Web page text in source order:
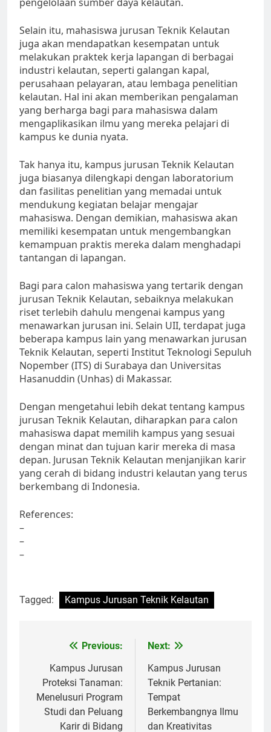
Selain itu, mahasiswa jurusan Teknik Kelautan
juga akan mendapatkan kesempatan untuk
melakukan praktek kerja lapangan di berbagai
industri kelautan, seperti galangan kapal,
perusahaan pelayaran, atau lembaga penelitian
kelautan. Hal ini akan memberikan pengalaman
yang berharga bagi para mahasiswa dalam
mengaplikasikan ilmu yang mereka pelajari di
kampus ke dunia nyata.
Tak hanya itu, kampus jurusan Teknik Kelautan
juga biasanya dilengkapi dengan laboratorium
dan fasilitas penelitian yang memadai untuk
mendukung kegiatan belajar mengajar
mahasiswa. Dengan demikian, mahasiswa akan
memiliki kesempatan untuk mengembangkan
kemampuan praktis mereka dalam menghadapi
tantangan di lapangan.
Bagi para calon mahasiswa yang tertarik dengan
jurusan Teknik Kelautan, sebaiknya melakukan
riset terlebih dahulu mengenai kampus yang
menawarkan jurusan ini. Selain UII, terdapat juga
beberapa kampus lain yang menawarkan jurusan
Teknik Kelautan, seperti Institut Teknologi Sepuluh
Nopember (ITS) di Surabaya dan Universitas
Hasanuddin (Unhas) di Makassar.
Dengan mengetahui lebih dekat tentang kampus
jurusan Teknik Kelautan, diharapkan para calon
mahasiswa dapat memilih kampus yang sesuai
dengan minat dan tujuan karir mereka di masa
depan. Jurusan Teknik Kelautan menjanjikan karir
yang cerah di bidang industri kelautan yang terus
berkembang di Indonesia.
References:
–
–
–
Tagged: Kampus Jurusan Teknik Kelautan
navigation
Previous:
Kampus Jurusan
Proteksi Tanaman:
Menelusuri Program
Studi dan Peluang
Karir di Bidang
Next:
Kampus Jurusan
Teknik Pertanian:
Tempat
Berkembangnya Ilmu
dan Kreativitas